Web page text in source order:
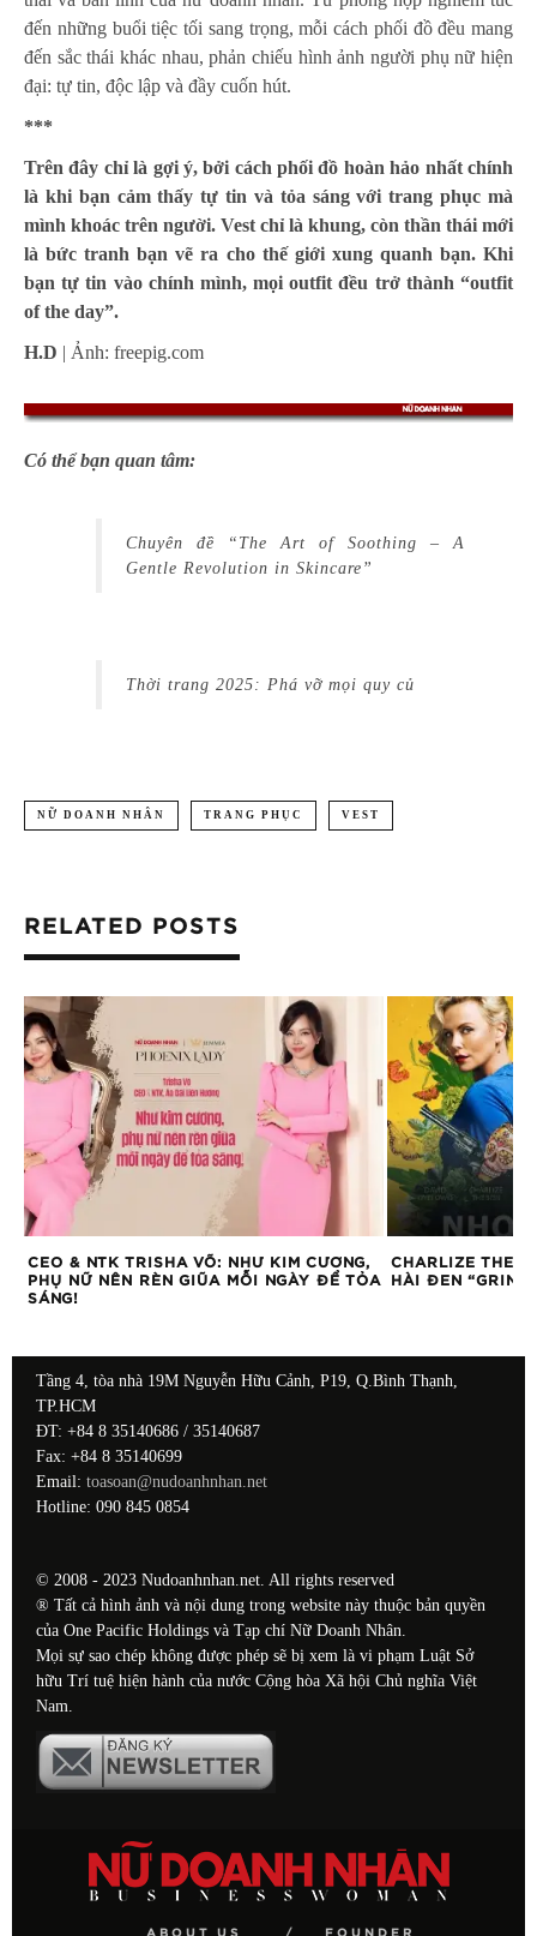
đến những buổi tiệc tối sang trọng, mỗi cách phối đồ đều mang
đến sắc thái khác nhau, phản chiếu hình ảnh người phụ nữ hiện
đại: tự tin, độc lập và đầy cuốn hút.
***
Trên đây chỉ là gợi ý, bởi cách phối đồ hoàn hảo nhất chính
là khi bạn cảm thấy tự tin và tỏa sáng với trang phục mà
mình khoác trên người. Vest chỉ là khung, còn thần thái mới
là bức tranh bạn vẽ ra cho thế giới xung quanh bạn. Khi
bạn tự tin vào chính mình, mọi outfit đều trở thành “outfit
of the day”.
H.D | Ảnh: freepig.com
Có thể bạn quan tâm:
Chuyên đề “The Art of Soothing – A
Gentle Revolution in Skincare”
Thời trang 2025: Phá vỡ mọi quy củ
NỮ DOANH NHÂN TRANG PHỤC VEST
RELATED POSTS
CEO & NTK TRISHA VÕ: NHƯ KIM CƯƠNG,
PHỤ NỮ NÊN RÈN GIŨA MỖI NGÀY ĐỂ TỎA
SÁNG!
CHARLIZE
HÀI ĐEN
Tầng 4, tòa nhà 19M Nguyễn Hữu Cảnh, P19, Q.Bình Thạnh,
TP.HCM
ĐT: +84 8 35140686 / 35140687
Fax: +84 8 35140699
Email: toasoan@nudoanhnhan.net
Hotline: 090 845 0854
© 2008 - 2023 Nudoanhnhan.net. All rights reserved
® Tất cả hình ảnh và nội dung trong website này thuộc bản quyền
của One Pacific Holdings và Tạp chí Nữ Doanh Nhân.
Mọi sự sao chép không được phép sẽ bị xem là vi phạm Luật Sở
hữu Trí tuệ hiện hành của nước Cộng hòa Xã hội Chủ nghĩa Việt
Nam.
ABOUT US FOUNDER